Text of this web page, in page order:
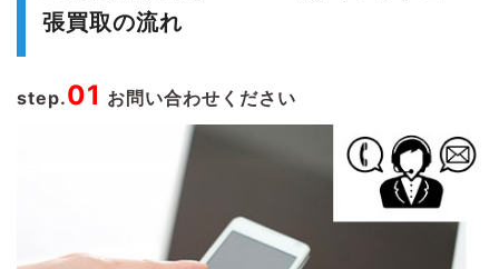
張買取の流れ
step.01 お問い合わせください